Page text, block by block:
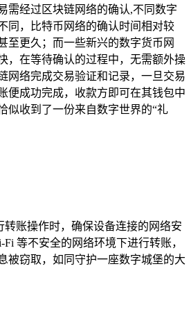
需经过区块链网络的确认,不同数字
同，比特币网络的确认时间相对较
至更久；而一些新兴的数字货币网
，在等待确认的过程中，无需额外操
网络完成交易验证和记录，一旦交易
便成功完成，收款方即可在其钱包中
似收到了一份来自数字世界的“礼
转账操作时，确保设备连接的网络安
等不安全的网络环境下进行转账，
被窃取，如同守护一座数字城堡的大